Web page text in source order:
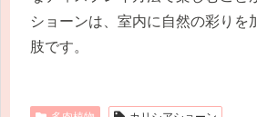
ショーンは、室内に自然の彩りを
肢です。